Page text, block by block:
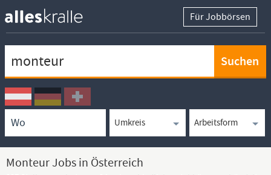
Für Jobbörsen
Ortssuche
Umkreissuche
Arbeitsform
Monteur Jobs in Österreich